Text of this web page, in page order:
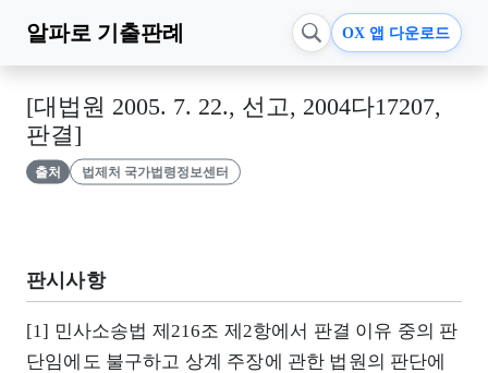
알파로 기출판례 OX 앱 다운로드
[대법원 2005. 7. 22., 선고, 2004다17207,
판결]
출처 법제처 국가법령정보센터
판시사항
[1] 민사소송법 제216조 제2항에서 판결 이유 중의 판
단임에도 불구하고 상계 주장에 관한 법원의 판단에